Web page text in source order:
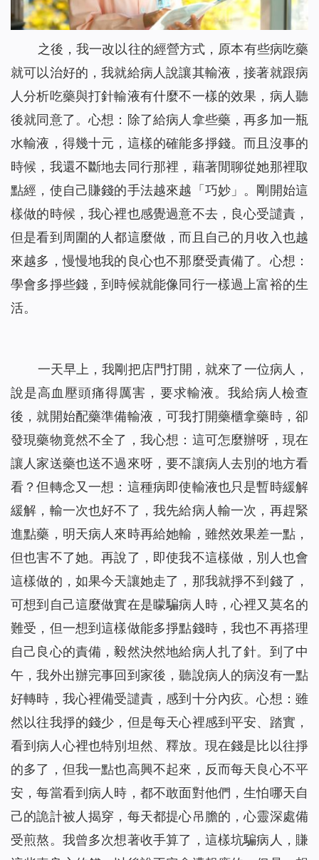
之後，我一改以往的經營方式，原本有些病吃藥
就可以治好的，我就給病人說讓其輸液，接著就跟病
人分析吃藥與打針輸液有什麼不一樣的效果，病人聽
後就同意了。心想：除了給病人拿些藥，再多加一瓶
水輸液，得幾十元，這樣的確能多掙錢。而且沒事的
時候，我還不斷地去同行那裡，藉著閒聊從她那裡取
點經，使自己賺錢的手法越來越「巧妙」。剛開始這
樣做的時候，我心裡也感覺過意不去，良心受譴責，
但是看到周圍的人都這麼做，而且自己的月收入也越
來越多，慢慢地我的良心也不那麼受責備了。心想：
學會多掙些錢，到時候就能像同行一樣過上富裕的生
活。
一天早上，我剛把店門打開，就來了一位病人，
說是高血壓頭痛得厲害，要求輸液。我給病人檢查
後，就開始配藥準備輸液，可我打開藥櫃拿藥時，卻
發現藥物竟然不全了，我心想：這可怎麼辦呀，現在
讓人家送藥也送不過來呀，要不讓病人去別的地方看
看？但轉念又一想：這種病即使輸液也只是暫時緩解
緩解，輸一次也好不了，我先給病人輸一次，再趕緊
進點藥，明天病人來時再給她輸，雖然效果差一點，
但也害不了她。再說了，即使我不這樣做，別人也會
這樣做的，如果今天讓她走了，那我就掙不到錢了，
可想到自己這麼做實在是矇騙病人時，心裡又莫名的
難受，但一想到這樣做能多掙點錢時，我也不再搭理
自己良心的責備，毅然決然地給病人扎了針。到了中
午，我外出辦完事回到家後，聽說病人的病沒有一點
好轉時，我心裡備受譴責，感到十分內疚。心想：雖
然以往我掙的錢少，但是每天心裡感到平安、踏實，
看到病人心裡也特別坦然、釋放。現在錢是比以往掙
的多了，但我一點也高興不起來，反而每天良心不平
安，每當看到病人時，都不敢面對他們，生怕哪天自
己的詭計被人揭穿，每天都提心吊膽的，心靈深處備
受煎熬。我曾多次想著收手算了，這樣坑騙病人，賺